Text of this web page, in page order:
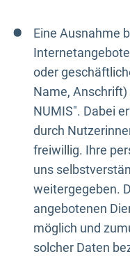
Eine Ausnahme
oder
Name,
NUMIS". Dabei
durch
freiwillig. Ihre
uns
weitergegeben.
angebotenen
möglich und
solcher Daten